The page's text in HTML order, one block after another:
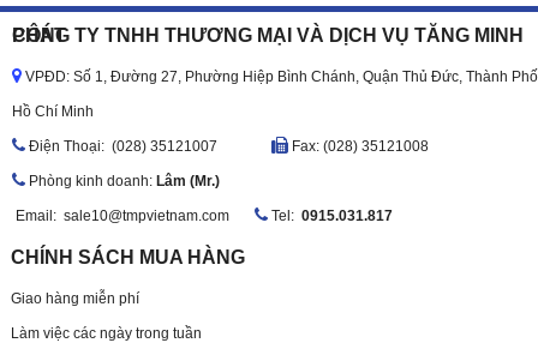
CÔNG TY TNHH THƯƠNG MẠI VÀ DỊCH VỤ TĂNG MINH PHÁT
VPĐD: Số 1, Đường 27, Phường Hiệp Bình Chánh, Quận Thủ Đức, Thành Phố
Hồ Chí Minh
Ðiện Thoại: (028) 35121007 Fax: (028) 35121008
Phòng kinh doanh: Lâm (Mr.)
Email: sale10@tmpvietnam.com Tel: 0915.031.817
CHÍNH SÁCH MUA HÀNG
Giao hàng miễn phí
Làm việc các ngày trong tuần